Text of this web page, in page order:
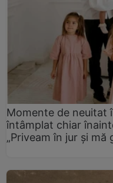
Momente de neuitat
întâmplat chiar
„Priveam în jur și mă